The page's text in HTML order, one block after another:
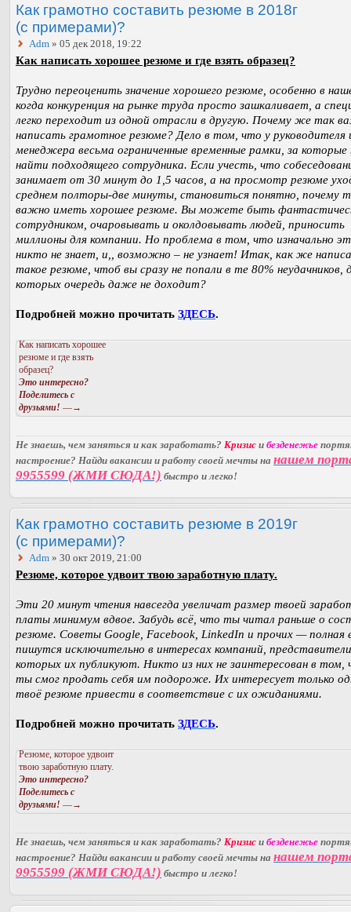
Как грамотно составить резюме в 2018г
(с примерами)?
Adm » 05 дек 2018, 19:22
Как написать хорошее резюме и где взять образец?
Трудно переоценить значение хорошего резюме, особенно в
когда конкуренция на рынке труда просто зашкаливает, а
легко переходит из одной отрасли в другую. Почему же так
написать грамотное резюме? Дело в том, что у руководителя
менеджера весьма ограниченные временные рамки, за которые
найти подходящего сотрудника. Если учесть, что
занимает от 30 минут до 1,5 часов, а на просмотр резюме
среднем полторы-две минуты, становиться понятно, почему
важно иметь хорошее резюме. Вы можете быть
сотрудником, очаровывать и околдовывать людей, приносить
миллионы для компании. Но проблема в том, что изначально
никто не знает, и,, возможно – не узнает! Итак, как же
такое резюме, чтоб вы сразу не попали в те 80% неудачников,
которых очередь даже не доходит?
Подробней можно прочитать ЗДЕСЬ.
Как написать хорошее
резюме и где взять
образец?
Это интересно?
Поделитесь с
друзьями! —→
Не знаешь, чем заняться и как заработать? Кризис и безденежье
настроение? Найди вакансии и работу своей мечты на нашем
9955599 (ЖМИ СЮДА!) быстро и легко!
Как грамотно составить резюме в 2019г
(с примерами)?
Adm » 30 окт 2019, 21:00
Резюме, которое удвоит твою заработную плату.
Эти 20 минут чтения навсегда увеличат размер твоей
платы минимум вдвое. Забудь всё, что ты читал раньше о
резюме. Советы Google, Facebook, LinkedIn и прочих — полная
пишутся исключительно в интересах компаний, представители
которых их публикуют. Никто из них не заинтересован в том,
ты смог продать себя им подороже. Их интересует только
твоё резюме привести в соответствие с их ожиданиями.
Подробней можно прочитать ЗДЕСЬ.
Резюме, которое удвоит
твою заработную плату.
Это интересно?
Поделитесь с
друзьями! —→
Не знаешь, чем заняться и как заработать? Кризис и безденежье
настроение? Найди вакансии и работу своей мечты на нашем
9955599 (ЖМИ СЮДА!) быстро и легко!